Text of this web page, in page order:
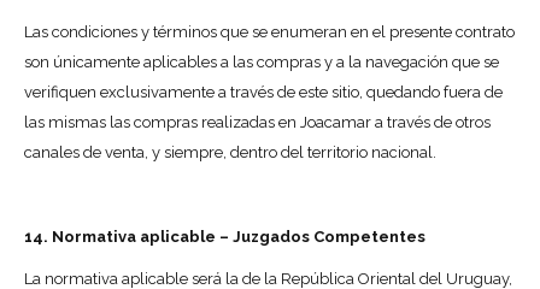
Las condiciones y términos que se enumeran en el presente contrato
son únicamente aplicables a las compras y a la navegación que se
verifiquen exclusivamente a través de este sitio, quedando fuera de
las mismas las compras realizadas en Joacamar a través de otros
canales de venta, y siempre, dentro del territorio nacional.
14. Normativa aplicable – Juzgados Competentes
La normativa aplicable será la de la República Oriental del Uruguay,